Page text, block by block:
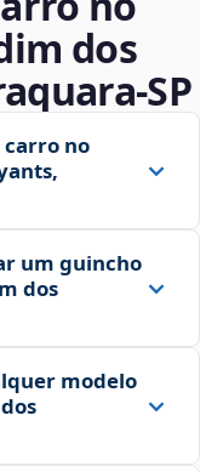
dos
no
um guincho
dos
modelo